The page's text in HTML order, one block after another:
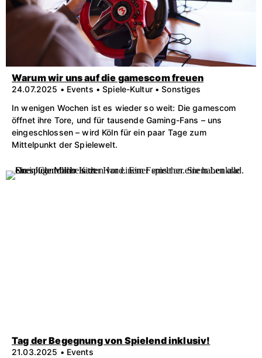
Warum wir uns auf die gamescom freuen
24.07.2025 • Events • Spiele-Kultur • Sonstiges
In wenigen Wochen ist es wieder so weit: Die gamescom
öffnet ihre Tore, und für tausende Gaming-Fans – uns
eingeschlossen – wird Köln für ein paar Tage zum
Mittelpunkt der Spielewelt.
Tag der Begegnung von Spielend inklusiv!
21.03.2025 • Events